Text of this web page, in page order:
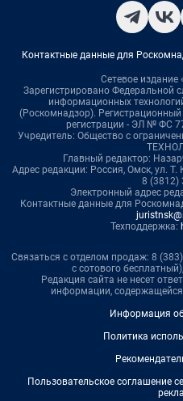
Контактные данные для
Сетевое издание
Зарегистрировано Федеральной
информационных
(Роскомнадзор).
регистрации - ЭЛ № ФС
Учредитель: Общество с
Главный редактор:
Адрес редакции: Россия, Омск, ул.
8 (3812)
Электронный адрес
Контактные данные для
Техподдержка:
Связаться с отделом продаж: 8
с сотового бесплатный),
Редакция сайта не несет
информации,
Информация
Политика
Пользовательское соглашение